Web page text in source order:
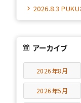
2026.8.3 PUKU
アーカイブ
2026年8月
2026年5月